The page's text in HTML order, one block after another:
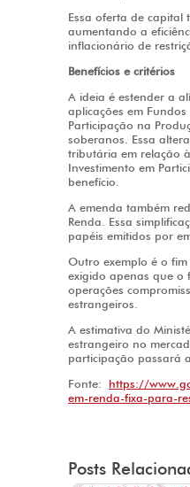
Essa oferta de capital
aumentando a
inflacionário de
Benefícios e critérios
A ideia é estender a
aplicações em
Participação na
soberanos. Essa
tributária em relação
Investimento em
benefício.
A emenda também
Renda. Essa
papéis emitidos por
Outro exemplo é o
exigido apenas que o
operações
estrangeiros.
A estimativa do
estrangeiro no
participação passará
Fonte: https://
em-renda-fixa-para-
Posts